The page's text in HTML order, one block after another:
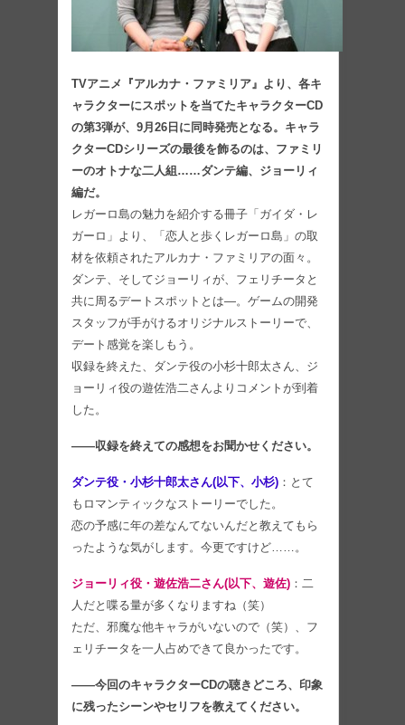
TVアニメ『アルカナ・ファミリア』より、各キ
ャラクターにスポットを当てたキャラクターCD
の第3弾が、9月26日に同時発売となる。キャラ
クターCDシリーズの最後を飾るのは、ファミリ
ーのオトナな二人組……ダンテ編、ジョーリィ
編だ。
レガーロ島の魅力を紹介する冊子「ガイダ・レ
ガーロ」より、「恋人と歩くレガーロ島」の取
材を依頼されたアルカナ・ファミリアの面々。
ダンテ、そしてジョーリィが、フェリチータと
共に周るデートスポットとは―。ゲームの開発
スタッフが手がけるオリジナルストーリーで、
デート感覚を楽しもう。
収録を終えた、ダンテ役の小杉十郎太さん、ジ
ョーリィ役の遊佐浩二さんよりコメントが到着
した。
――収録を終えての感想をお聞かせください。
ダンテ役・小杉十郎太さん(以下、小杉) ：とて
もロマンティックなストーリーでした。
恋の予感に年の差なんてないんだと教えてもら
ったような気がします。今更ですけど……。
ジョーリィ役・遊佐浩二さん(以下、遊佐) ：二
人だと喋る量が多くなりますね（笑）
ただ、邪魔な他キャラがいないので（笑）、フ
ェリチータを一人占めできて良かったです。
――今回のキャラクターCDの聴きどころ、印象
に残ったシーンやセリフを教えてください。